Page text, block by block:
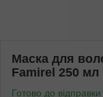
Маска для
Famirel 250 мл
Готово до відправки